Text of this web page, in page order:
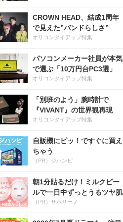
CROWN HEAD、結成1周年
で見えた”バンドらしさ”
オリコンタイアップ特集
パソコンメーカー社員が本気
で選ぶ「10万円台PC3選」
オリコンタイアップ特集
「別班のよう」腕時計で
『VIVANT』の世界観再現
オリコンタイアップ特集
自販機にピッ！ですぐに買え
ちゃう
（PR）ジハンピ
朝1分貼るだけ！ミルクピー
ルで一日中ずっとうるツヤ肌
（PR）サボリーノ